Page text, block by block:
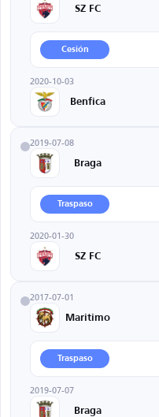
SZ FC
Cesión
2020-10-03
Benfica
2019-07-08
Braga
Traspaso
2020-01-30
SZ FC
2017-07-01
Maritimo
Traspaso
2019-07-07
Braga